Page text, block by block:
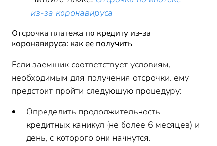
из-за коронавируса
Отсрочка платежа по кредиту из-за
коронавируса: как ее получить
Если заемщик соответствует условиям,
необходимым для получения отсрочки, ему
предстоит пройти следующую процедуру:
Определить продолжительность
кредитных каникул (не более 6 месяцев) и
день, с которого они начнутся.